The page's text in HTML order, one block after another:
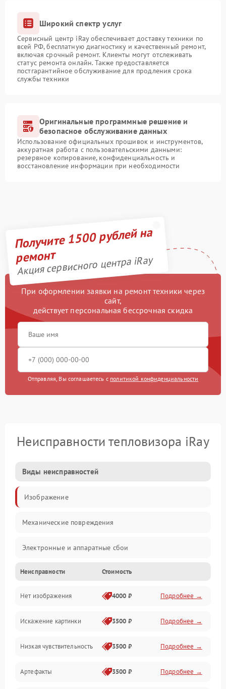
Широкий спектр услуг
Сервисный центр iRay обеспечивает доставку техники по
всей РФ, бесплатную диагностику и качественный ремонт,
включая срочный ремонт. Клиенты могут отслеживать
статус ремонта онлайн. Также предоставляется
постгарантийное обслуживание для продления срока
службы техники
Оригинальные программные решение и
безопасное обслуживание данных
Использование официальных прошивок и инструментов,
аккуратная работа с пользовательскими данными:
резервное копирование, конфиденциальность и
восстановление информации при необходимости
Получите 1500 рублей на
ремонт
Акция сервисного центра iRay
При оформлении заявки на ремонт техники через
сайт,
действует персональная бессрочная скидка
Отправляя, Вы соглашаетесь с политикой конфиденциальности
Неисправности тепловизора iRay
Виды неисправностей
Изображение
Механические повреждения
Электронные и аппаратные сбои
Неисправности сенсора и оптики
Программные ошибки
Электропитание
Измерения
Матрица
Неисправности Стоимость
Нет изображения 4000 ₽ Подробнее →
Искажение картинки 3500 ₽ Подробнее →
Низкая чувствительность 3500 ₽ Подробнее →
Артефакты 3500 ₽ Подробнее →